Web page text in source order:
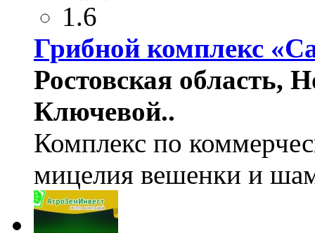
1.6
Грибной комплекс
Ростовская область,
Ключевой..
Комплекс по
мицелия вешенки и